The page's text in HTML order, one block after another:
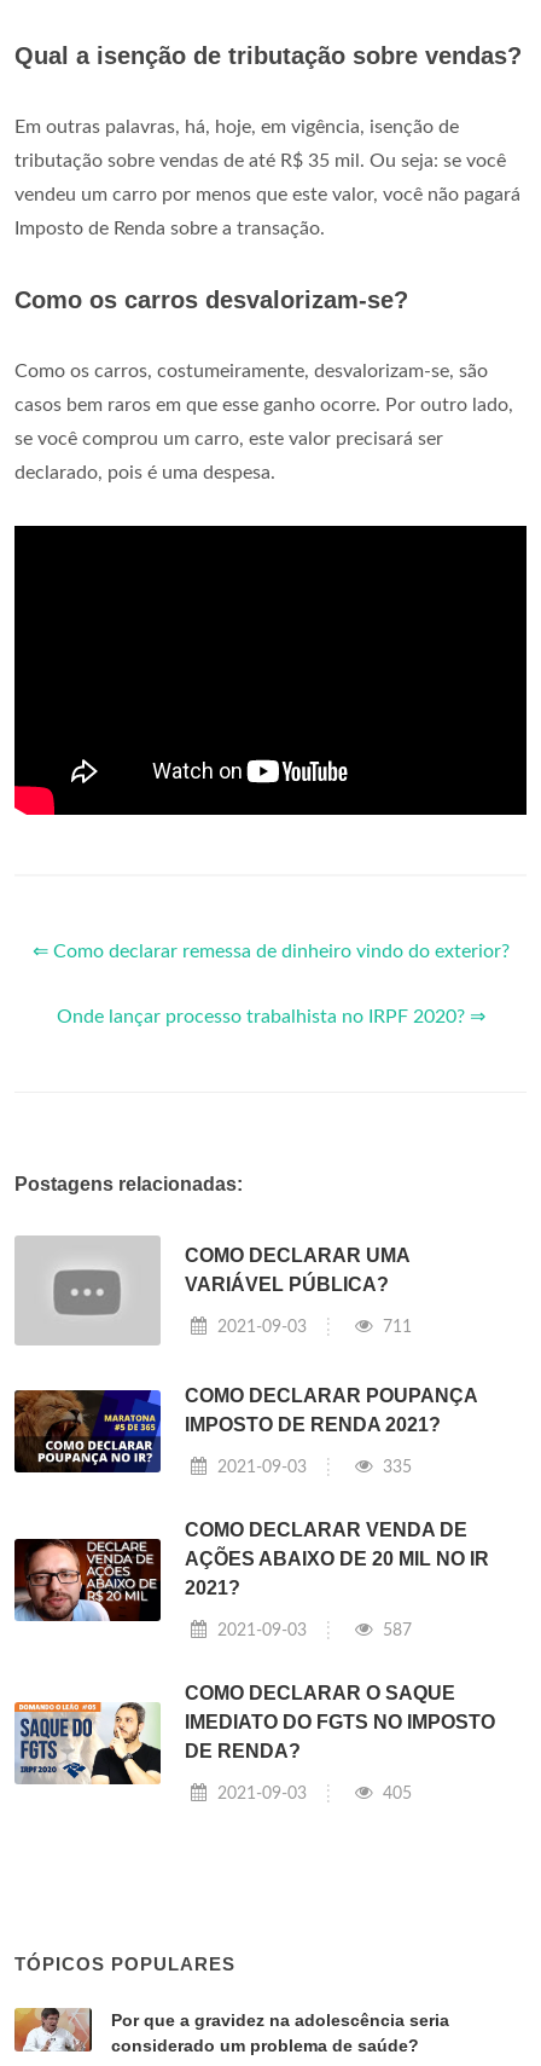
Qual a isenção de tributação sobre vendas?
Em outras palavras, há, hoje, em vigência, isenção de
tributação sobre vendas de até R$ 35 mil. Ou seja: se você
vendeu um carro por menos que este valor, você não pagará
Imposto de Renda sobre a transação.
Como os carros desvalorizam-se?
Como os carros, costumeiramente, desvalorizam-se, são
casos bem raros em que esse ganho ocorre. Por outro lado,
se você comprou um carro, este valor precisará ser
declarado, pois é uma despesa.
⇐ Como declarar remessa de dinheiro vindo do exterior?
Onde lançar processo trabalhista no IRPF 2020? ⇒
Postagens relacionadas:
COMO DECLARAR UMA
VARIÁVEL PÚBLICA?
2021-09-03 711
COMO DECLARAR POUPANÇA
IMPOSTO DE RENDA 2021?
2021-09-03 335
COMO DECLARAR VENDA DE
AÇÕES ABAIXO DE 20 MIL NO IR
2021?
2021-09-03 587
COMO DECLARAR O SAQUE
IMEDIATO DO FGTS NO IMPOSTO
DE RENDA?
2021-09-03 405
TÓPICOS POPULARES
Por que a gravidez na adolescência seria
considerado um problema de saúde?